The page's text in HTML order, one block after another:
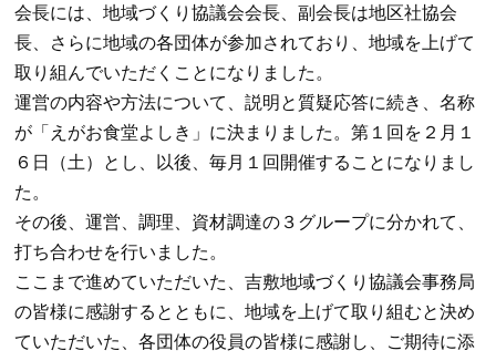
会長には、地域づくり協議会会長、副会長は地区社協会
長、さらに地域の各団体が参加されており、地域を上げて
取り組んでいただくことになりました。
運営の内容や方法について、説明と質疑応答に続き、名称
が「えがお食堂よしき」に決まりました。第１回を２月１
６日（土）とし、以後、毎月１回開催することになりまし
た。
その後、運営、調理、資材調達の３グループに分かれて、
打ち合わせを行いました。
ここまで進めていただいた、吉敷地域づくり協議会事務局
の皆様に感謝するとともに、地域を上げて取り組むと決め
ていただいた、各団体の役員の皆様に感謝し、ご期待に添